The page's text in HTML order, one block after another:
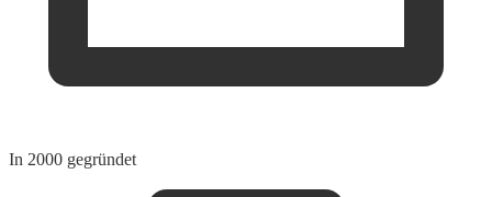
In 2000 gegründet